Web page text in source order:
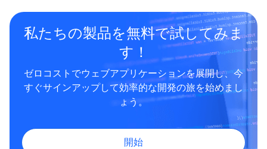
私たちの製品を無料で試してみま
す！
ゼロコストでウェブアプリケーションを展開し、今
すぐサインアップして効率的な開発の旅を始めまし
ょう。
開始